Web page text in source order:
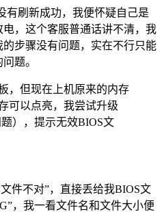
有刷新成功，我便怀疑自己是
，这个客服普通话讲不清，我
步骤没有问题，实在不行只能
题。
，但现在上机原来的内存
可以点亮，我尝试升级
），提示无效BIOS文
件不对”，直接丢给我BIOS文
，我一看文件名和文件大小便